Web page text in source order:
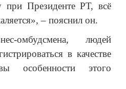
при Президенте РТ, всё
– пояснил он.
омбудсмена, людей
в качестве
особенности этого